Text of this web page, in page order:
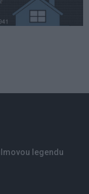
legendu